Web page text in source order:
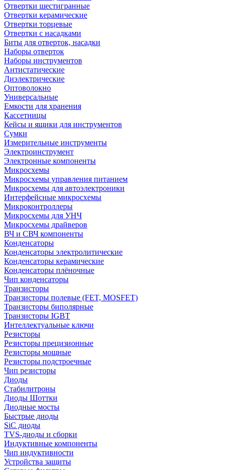
Отвертки шестигранные
Отвертки керамические
Отвертки торцевые
Отвертки с насадками
Биты для отверток, насадки
Наборы отверток
Наборы инструментов
Антистатические
Диэлектрические
Оптоволокно
Универсальные
Емкости для хранения
Кассетницы
Кейсы и ящики для инструментов
Сумки
Измерительные инструменты
Электроинструмент
Электронные компоненты
Микросхемы
Микросхемы управления питанием
Микросхемы для автоэлектроники
Интерфейсные микросхемы
Микроконтроллеры
Микросхемы для УНЧ
Микросхемы драйверов
ВЧ и СВЧ компоненты
Конденсаторы
Конденсаторы электролитические
Конденсаторы керамические
Конденсаторы плёночные
Чип конденсаторы
Транзисторы
Транзисторы полевые (FET, MOSFET)
Транзисторы биполярные
Транзисторы IGBT
Интеллектуальные ключи
Резисторы
Резисторы прецизионные
Резисторы мощные
Резисторы подстроечные
Чип резисторы
Диоды
Стабилитроны
Диоды Шоттки
Диодные мосты
Быстрые диоды
SiC диоды
TVS-диоды и сборки
Индуктивные компоненты
Чип индуктивности
Устройства защиты